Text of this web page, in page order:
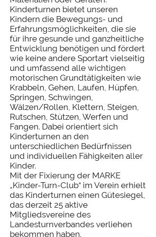
Kinderturnen bietet unseren
Kindern die Bewegungs- und
Erfahrungsmöglichkeiten, die sie
für ihre gesunde und ganzheitliche
Entwicklung benötigen und fördert
wie keine andere Sportart vielseitig
und umfassend alle wichtigen
motorischen Grundtätigkeiten wie
Krabbeln, Gehen, Laufen, Hüpfen,
Springen, Schwingen,
Wälzen/Rollen, Klettern, Steigen,
Rutschen, Stützen, Werfen und
Fangen. Dabei orientiert sich
Kinderturnen an den
unterschiedlichen Bedürfnissen
und individuellen Fähigkeiten aller
Kinder.
Mit der Fixierung der MARKE
„Kinder-Turn-Club“ im Verein erhielt
das Kinderturnen einen Gütesiegel,
das derzeit 25 aktive
Mitgliedsvereine des
Landesturnverbandes verliehen
bekommen haben.